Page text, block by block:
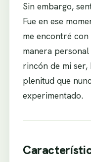
Sin embargo,
Fue en ese
me encontré
manera
rincón de mi
plenitud que
experimentado.